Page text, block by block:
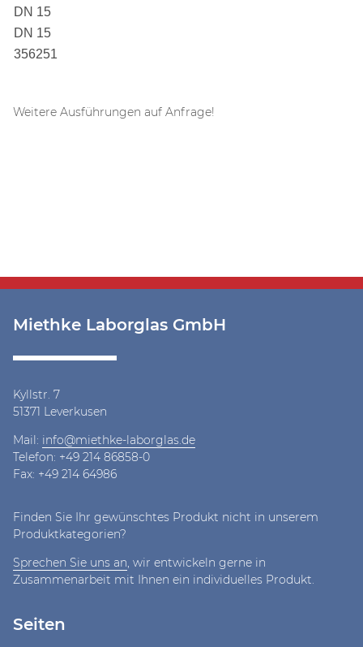
DN 15
DN 15
356251
Weitere Ausführungen auf Anfrage!
Miethke Laborglas GmbH
Kyllstr. 7
51371 Leverkusen
Mail: info@miethke-laborglas.de
Telefon: +49 214 86858-0
Fax: +49 214 64986
Finden Sie Ihr gewünschtes Produkt nicht in unserem
Produktkategorien?
Sprechen Sie uns an, wir entwickeln gerne in
Zusammenarbeit mit Ihnen ein individuelles Produkt.
Seiten